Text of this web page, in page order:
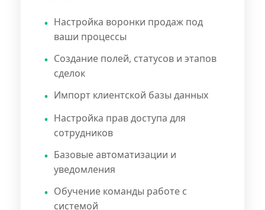
Настройка воронки продаж под
ваши процессы
Создание полей, статусов и этапов
сделок
Импорт клиентской базы данных
Настройка прав доступа для
сотрудников
Базовые автоматизации и
уведомления
Обучение команды работе с
системой